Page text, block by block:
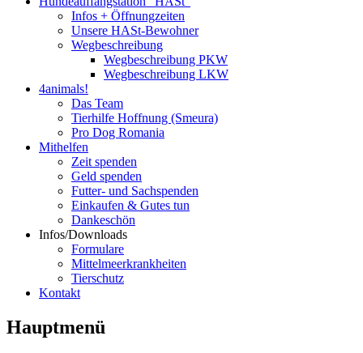
Infos + Öffnungzeiten
Unsere HASt-Bewohner
Wegbeschreibung
Wegbeschreibung PKW
Wegbeschreibung LKW
4animals!
Das Team
Tierhilfe Hoffnung (Smeura)
Pro Dog Romania
Mithelfen
Zeit spenden
Geld spenden
Futter- und Sachspenden
Einkaufen & Gutes tun
Dankeschön
Infos/Downloads
Formulare
Mittelmeerkrankheiten
Tierschutz
Kontakt
Hauptmenü